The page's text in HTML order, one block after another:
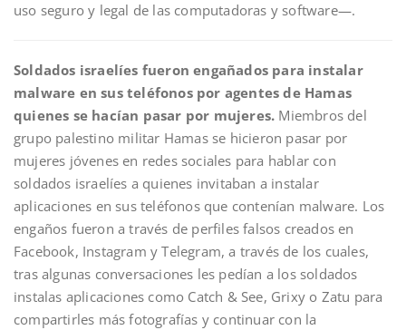
uso seguro y legal de las computadoras y software—.
Soldados israelíes fueron engañados para instalar
malware en sus teléfonos por agentes de Hamas
quienes se hacían pasar por mujeres. Miembros del
grupo palestino militar Hamas se hicieron pasar por
mujeres jóvenes en redes sociales para hablar con
soldados israelíes a quienes invitaban a instalar
aplicaciones en sus teléfonos que contenían malware. Los
engaños fueron a través de perfiles falsos creados en
Facebook, Instagram y Telegram, a través de los cuales,
tras algunas conversaciones les pedían a los soldados
instalas aplicaciones como Catch & See, Grixy o Zatu para
compartirles más fotografías y continuar con la